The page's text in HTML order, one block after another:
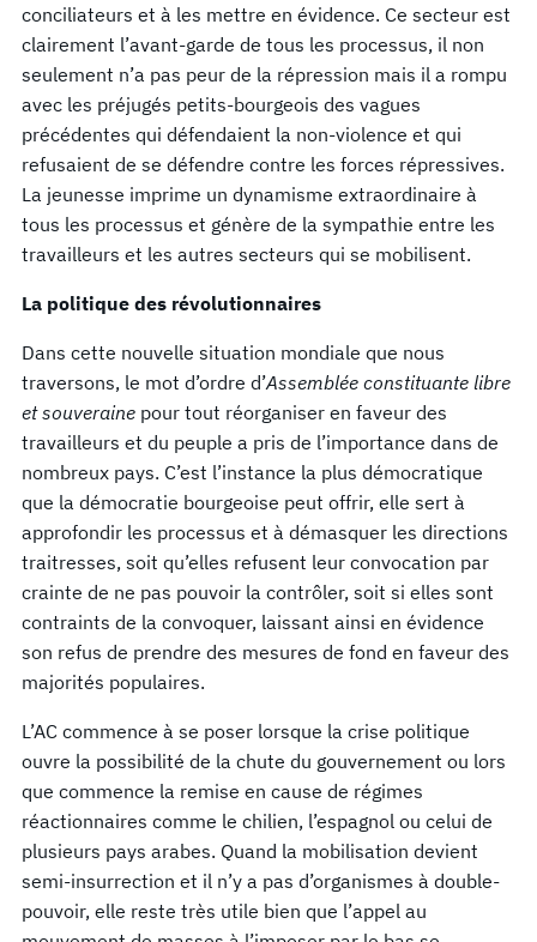
conciliateurs et à les mettre en évidence. Ce secteur est
clairement l’avant-garde de tous les processus, il non
seulement n’a pas peur de la répression mais il a rompu
avec les préjugés petits-bourgeois des vagues
précédentes qui défendaient la non-violence et qui
refusaient de se défendre contre les forces répressives.
La jeunesse imprime un dynamisme extraordinaire à
tous les processus et génère de la sympathie entre les
travailleurs et les autres secteurs qui se mobilisent.
La politique des révolutionnaires
Dans cette nouvelle situation mondiale que nous
traversons, le mot d’ordre d’Assemblée constituante libre
et souveraine pour tout réorganiser en faveur des
travailleurs et du peuple a pris de l’importance dans de
nombreux pays. C’est l’instance la plus démocratique
que la démocratie bourgeoise peut offrir, elle sert à
approfondir les processus et à démasquer les directions
traitresses, soit qu’elles refusent leur convocation par
crainte de ne pas pouvoir la contrôler, soit si elles sont
contraints de la convoquer, laissant ainsi en évidence
son refus de prendre des mesures de fond en faveur des
majorités populaires.
L’AC commence à se poser lorsque la crise politique
ouvre la possibilité de la chute du gouvernement ou lors
que commence la remise en cause de régimes
réactionnaires comme le chilien, l’espagnol ou celui de
plusieurs pays arabes. Quand la mobilisation devient
semi-insurrection et il n’y a pas d’organismes à double-
pouvoir, elle reste très utile bien que l’appel au